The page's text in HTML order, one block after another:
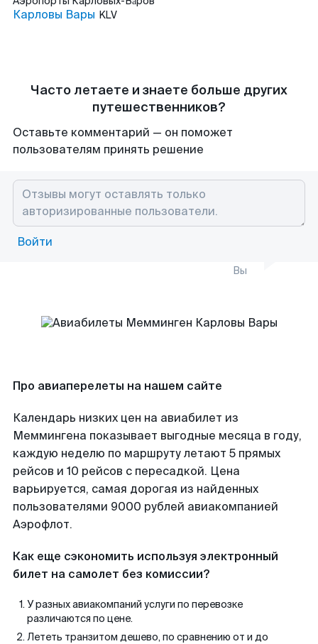
Карловы Вары KLV
Часто летаете и знаете больше других
путешественников?
Оставьте комментарий — он поможет
пользователям принять решение
Войти
Вы
Про авиаперелеты на нашем сайте
Календарь низких цен на авиабилет из
Меммингена показывает выгодные месяца в году,
каждую неделю по маршруту летают 5 прямых
рейсов и 10 рейсов с пересадкой. Цена
варьируется, самая дорогая из найденных
пользователями 9000 рублей авиакомпанией
Аэрофлот.
Как еще сэкономить используя электронный
билет на самолет без комиссии?
У разных авиакомпаний услуги по перевозке
различаются по цене.
Лететь транзитом дешево, по сравнению от и до